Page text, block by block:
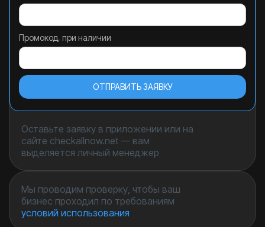
Промокод, при наличии
Оставьте заявку в приложении или на
сайте checkallnow.net — вам
выделяется личный менеджер
Мы проводим проверку, чтобы ваш
бизнес проходил по требованиям
условий использования